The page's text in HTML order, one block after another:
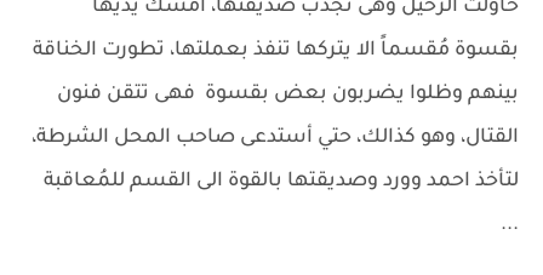
حاولت الرحيل وهى تجذب صديقتها، امسك يديها
بقسوة مُقسماً الا يتركها تنفذ بعملتها، تطورت الخناقة
بينهم وظلوا يضربون بعض بقسوة فهى تتقن فنون
القتال، وهو كذالك، حتي أستدعى صاحب المحل الشرطة،
لتأخذ احمد وورد وصديقتها بالقوة الى القسم للمُعاقبة
...